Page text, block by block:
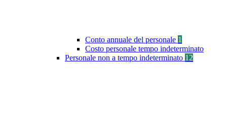
Conto annuale del personale 1
Costo personale tempo indeterminato
Personale non a tempo indeterminato 12